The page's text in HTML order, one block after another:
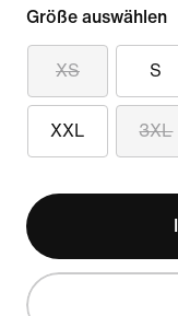
Größe auswählen
XS S
XXL 3XL